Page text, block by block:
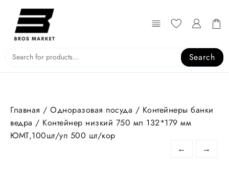
Перейти
содержимому
Search
Главная / Одноразовая посуда / Контейнеры банки
ведра / Контейнер низкий 750 мл 132*179 мм
ЮМТ,100шт/уп 500 шт/кор
←
→